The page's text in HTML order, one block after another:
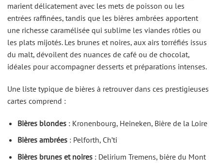
marient délicatement avec les mets de poisson ou les
entrées raffinées, tandis que les bières ambrées apportent
une richesse caramélisée qui sublime les viandes rôties ou
les plats mijotés. Les brunes et noires, aux airs torréfiés issus
du malt, dévoilent des nuances de café ou de chocolat,
idéales pour accompagner desserts et préparations intenses.
Une liste typique de bières à retrouver dans ces prestigieuses
cartes comprend :
Bières blondes: Kronenbourg, Heineken, Bière de la Loire
Bières ambrées: Pelforth, Ch’ti
Bières brunes et noires: Delirium Tremens, bière du Mont